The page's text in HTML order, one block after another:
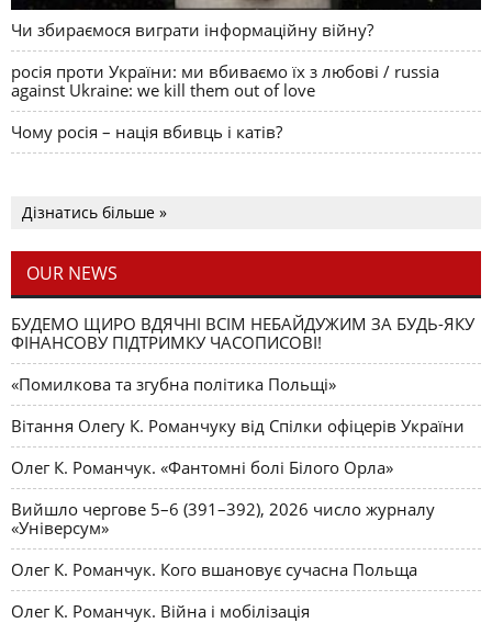
Чи збираємося виграти інформаційну війну?
росія проти України: ми вбиваємо їх з любові / russia
against Ukraine: we kill them out of love
Чому росія – нація вбивць і катів?
Дізнатись більше »
OUR NEWS
БУДЕМО ЩИРО ВДЯЧНІ ВСІМ НЕБАЙДУЖИМ ЗА БУДЬ-ЯКУ
ФІНАНСОВУ ПІДТРИМКУ ЧАСОПИСОВІ!
«Помилкова та згубна політика Польщі»
Вітання Олегу К. Романчуку від Спілки офіцерів України
Олег К. Романчук. «Фантомні болі Білого Орла»
Вийшло чергове 5–6 (391–392), 2026 число журналу
«Універсум»
Олег К. Романчук. Кого вшановує сучасна Польща
Олег К. Романчук. Війна і мобілізація